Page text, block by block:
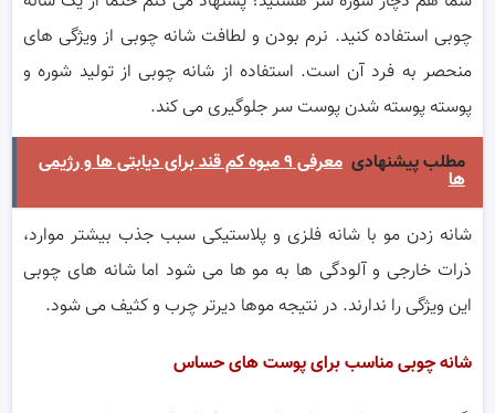
چوبی استفاده کنید. نرم بودن و لطافت شانه چوبی از ویژگی های
منحصر به فرد آن است. استفاده از شانه چوبی از تولید شوره و
پوسته پوسته شدن پوست سر جلوگیری می کند.
مطلب پیشنهادی
معرفی ۹ میوه کم قند برای دیابتی ها و رژیمی
ها
شانه زدن مو با شانه فلزی و پلاستیکی سبب جذب بیشتر موارد،
ذرات خارجی و آلودگی ها به مو ها می شود اما شانه های چوبی
این ویژگی را ندارند. در نتیجه موها دیرتر چرب و کثیف می شود.
شانه چوبی مناسب برای پوست های حساس